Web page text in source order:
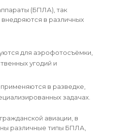
(БПЛА), так
в различных
для аэрофотосъёмки,
угодий и
применяются в разведке,
задачах.
авиации, в
различные типы БПЛА,